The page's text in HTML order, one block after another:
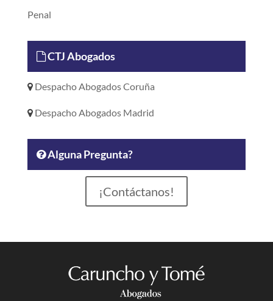
Penal
CTJ Abogados
Despacho Abogados Coruña
Despacho Abogados Madrid
Alguna Pregunta?
¡Contáctanos!